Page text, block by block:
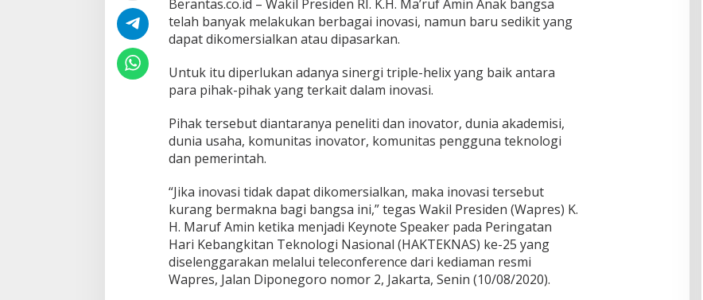
k
n
a
B
g
i
a
g
s
J
i
k
a
D
a
p
a
Berantas.co.id – Wakil Presiden RI. K.H. Ma’ruf Amin Anak bangsa
telah banyak melakukan berbagai inovasi, namun baru sedikit yang
dapat dikomersialkan atau dipasarkan.
Untuk itu diperlukan adanya sinergi triple-helix yang baik antara
para pihak-pihak yang terkait dalam inovasi.
Pihak tersebut diantaranya peneliti dan inovator, dunia akademisi,
dunia usaha, komunitas inovator, komunitas pengguna teknologi
dan pemerintah.
“Jika inovasi tidak dapat dikomersialkan, maka inovasi tersebut
kurang bermakna bagi bangsa ini,” tegas Wakil Presiden (Wapres) K.
H. Maruf Amin ketika menjadi Keynote Speaker pada Peringatan
Hari Kebangkitan Teknologi Nasional (HAKTEKNAS) ke-25 yang
diselenggarakan melalui teleconference dari kediaman resmi
Wapres, Jalan Diponegoro nomor 2, Jakarta, Senin (10/08/2020).